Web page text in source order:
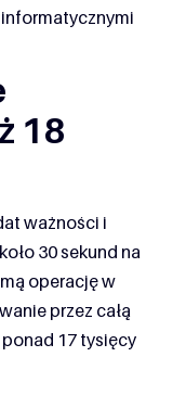
18
ważności i
30 sekund na
operację w
przez całą
17 tysięcy